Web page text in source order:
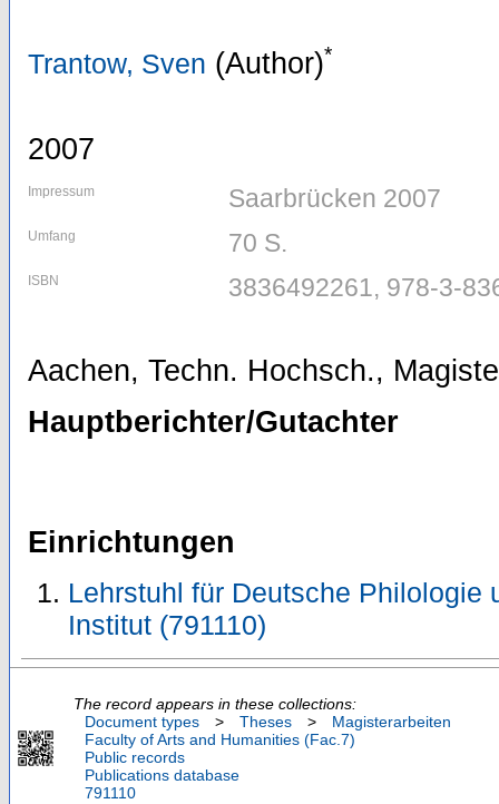
Trantow, Sven (Author)*
2007
Impressum Saarbrücken 2007
Umfang 70 S.
ISBN 3836492261, 978-3-
Aachen, Techn. Hochsch.,
Hauptberichter/Gutachter
Einrichtungen
Lehrstuhl für Deutsche Philologie
Institut (791110)
The record appears in these collections:
Document types
> Theses >
Magisterarbeiten
Faculty of Arts and Humanities (Fac.7)
Public records
Publications database
791110